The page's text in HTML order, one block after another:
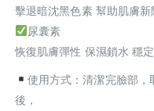
擊退暗沈黑色素 幫助肌膚
尿囊素
恢復肌膚彈性 保濕鎖水 穩
使用方式：清潔完臉部，
後，